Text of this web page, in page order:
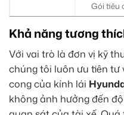
Gói tiêu
Khả năng tương
Với vai trò là đơn vị kỹ
chúng tôi luôn ưu tiên tư
cong của kính lái
không ảnh hưởng đến